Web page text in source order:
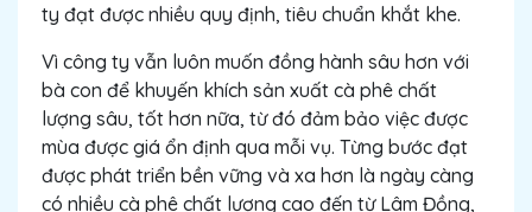
ty đạt được nhiều quy định, tiêu chuẩn khắt khe.
Vì công ty vẫn luôn muốn đồng hành sâu hơn với
bà con để khuyến khích sản xuất cà phê chất
lượng sâu, tốt hơn nữa, từ đó đảm bảo việc được
mùa được giá ổn định qua mỗi vụ. Từng bước đạt
được phát triển bền vững và xa hơn là ngày càng
có nhiều cà phê chất lượng cao đến từ Lâm Đồng,